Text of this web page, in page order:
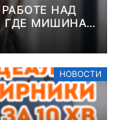
НАД
ГДЕ МИШИНА В
НОВОСТИ